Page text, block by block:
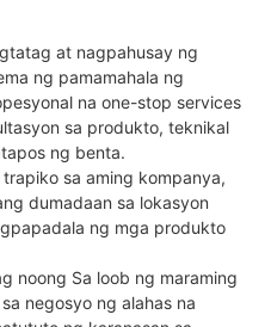
at nagpahusay ng
ng pamamahala ng
na one-stop services
sa produkto, teknikal
ng benta.
sa aming kompanya,
dumadaan sa lokasyon
ng mga produkto
noong Sa loob ng maraming
negosyo ng alahas na